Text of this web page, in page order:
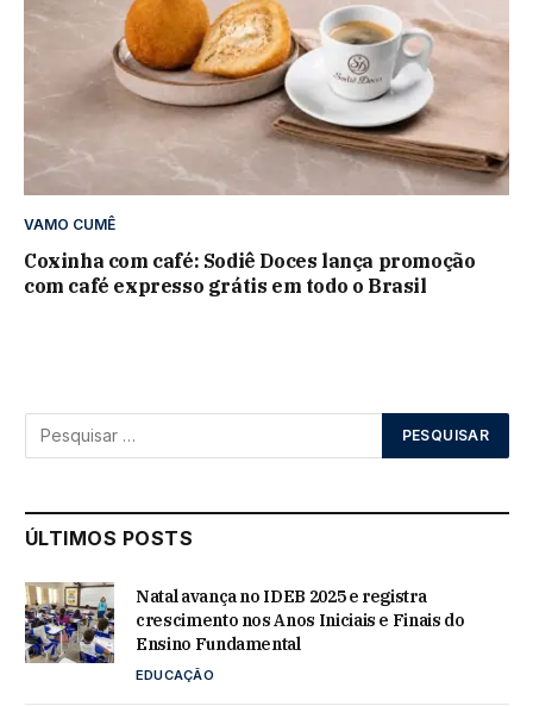
VAMO CUMÊ
Coxinha com café: Sodiê Doces lança promoção
com café expresso grátis em todo o Brasil
ÚLTIMOS POSTS
Natal avança no IDEB 2025 e registra
crescimento nos Anos Iniciais e Finais do
Ensino Fundamental
EDUCAÇÃO